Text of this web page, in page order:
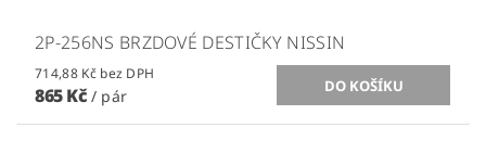
2P-256NS BRZDOVÉ DESTIČKY NISSIN
714,88 Kč bez DPH
865 Kč / pár